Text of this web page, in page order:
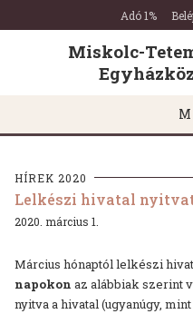
Miskolc-
Tetemvári
Református
Honlapja
Ugrás a tartalomra
Ugrás a láblécre
Adó 1%
Miskolc-
HÍREK 2020
Lelkészi hivatal
2020. március 1.
Március hónaptól lelkészi
napokon az alábbiak szerint
nyitva a hivatal (ugyanúgy,